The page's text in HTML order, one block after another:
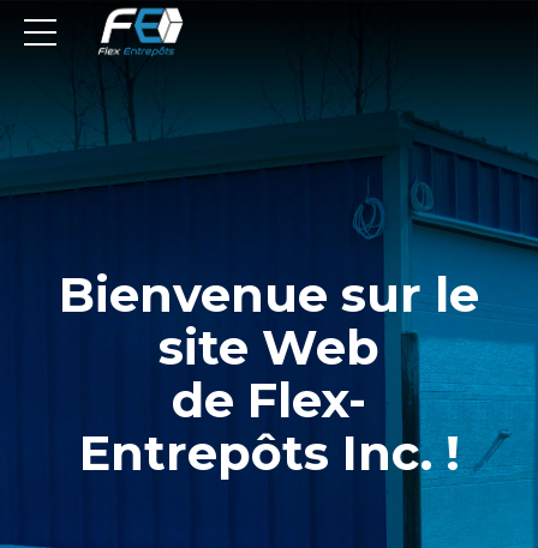
Bienvenue sur le
site Web
de Flex-
Entrepôts Inc. !